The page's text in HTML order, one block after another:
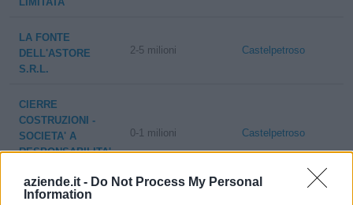
aziende.it - Do Not Process My Personal
Information
LA FONTE
DELL'ASTORE
S.R.L.
2-5 milioni Castelpetroso
CIERRE
COSTRUZIONI -
SOCIETA' A
RESPONSABILITA'
0-1 milioni Castelpetroso